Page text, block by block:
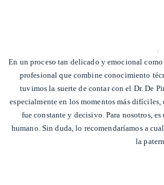
/
En un proceso tan delicado y emocional
profesional que combine conocimiento
tuvimos la suerte de contar con el Dr. De
especialmente en los momentos más
fue constante y decisivo. Para nosotros,
humano. Sin duda, lo recomendaríamos a
la